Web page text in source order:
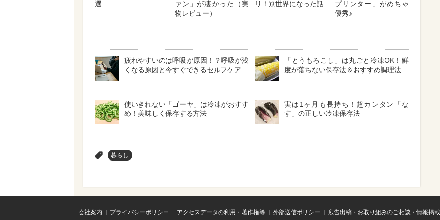
選
ァン」が凄かった（実
物レビュー）
リ！別世界になった話
プリンター」がめちゃ
優秀♪
疲れやすいのは呼吸が原因！？呼吸が浅
くなる原因と今すぐできるセルフケア
「とうもろこし」は丸ごと冷凍OK！鮮
度が落ちない保存法＆おすすめ調理法
使いきれない「ゴーヤ」は冷凍がおすす
め！美味しく保存する方法
実は1ヶ月も長持ち！超カンタン「な
す」の正しい冷凍保存法
暮らし
会社案内 プライバシーポリシー アクセスデータの利用・著作権等 外部送信ポリシー 広告出稿・お取り組みのご相談・情報掲